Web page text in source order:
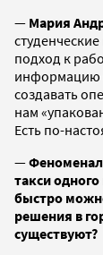
— Мария
подход к
информацию
создавать
нам
Есть по-
—
такси
быстро
решения в
существуют?